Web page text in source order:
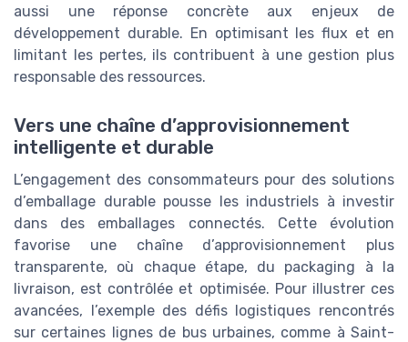
aussi une réponse concrète aux enjeux de
développement durable. En optimisant les flux et en
limitant les pertes, ils contribuent à une gestion plus
responsable des ressources.
Vers une chaîne d’approvisionnement
intelligente et durable
L’engagement des consommateurs pour des solutions
d’emballage durable pousse les industriels à investir
dans des emballages connectés. Cette évolution
favorise une chaîne d’approvisionnement plus
transparente, où chaque étape, du packaging à la
livraison, est contrôlée et optimisée. Pour illustrer ces
avancées, l’exemple des défis logistiques rencontrés
sur certaines lignes de bus urbaines, comme à Saint-